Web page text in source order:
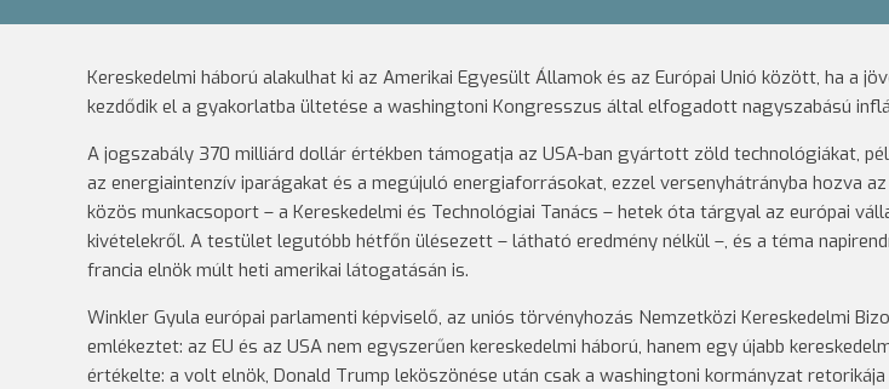
Kereskedelmi háború alakulhat ki az Amerikai Egyesült Államok és az Európai Unió között, ha a
kezdődik el a gyakorlatba ültetése a washingtoni Kongresszus által elfogadott nagyszabású
A jogszabály 370 milliárd dollár értékben támogatja az USA-ban gyártott zöld technológiákat,
az energiaintenzív iparágakat és a megújuló energiaforrásokat, ezzel versenyhátrányba hozva
közös munkacsoport – a Kereskedelmi és Technológiai Tanács – hetek óta tárgyal az európai
kivételekről. A testület legutóbb hétfőn ülésezett – látható eredmény nélkül –, és a téma
francia elnök múlt heti amerikai látogatásán is.
Winkler Gyula európai parlamenti képviselő, az uniós törvényhozás Nemzetközi Kereskedelmi
emlékeztet: az EU és az USA nem egyszerűen kereskedelmi háború, hanem egy újabb
értékelte: a volt elnök, Donald Trump leköszönése után csak a washingtoni kormányzat